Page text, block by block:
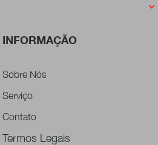
INFORMAÇÃO
Sobre Nós
Serviço
Contato
Termos Legais